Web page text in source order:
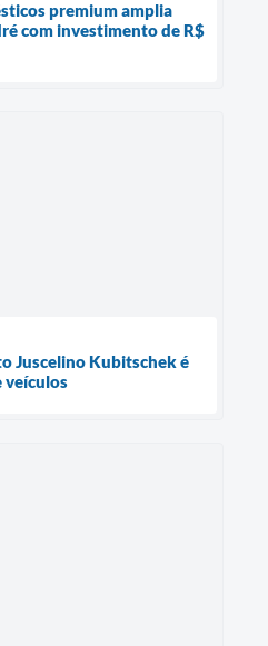
premium amplia
com investimento de R$
Juscelino Kubitschek é
veículos